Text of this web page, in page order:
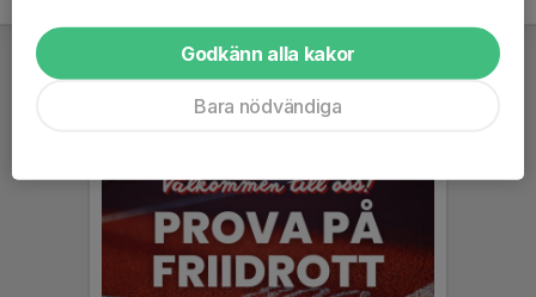
Godkänn alla kakor
Bara nödvändiga